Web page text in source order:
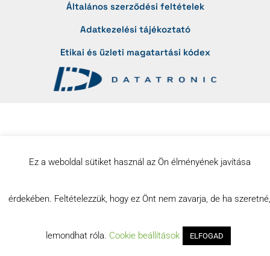
Általános szerződési feltételek
Adatkezelési tájékoztató
Etikai és üzleti magatartási kódex
Ez a weboldal sütiket használ az Ön élményének javítása
érdekében. Feltételezzük, hogy ez Önt nem zavarja, de ha szeretné,
lemondhat róla. Cookie beállítások ELFOGAD